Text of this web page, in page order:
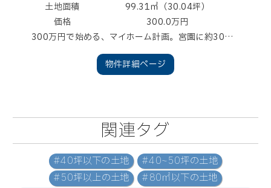
土地面積
99.31㎡（30.04坪）
価格
300.0万円
300万円で始める、マイホーム計画。宮園に約30坪の住宅用地。コンパクトだからこそ、無駄なく賢く住まいづくり
物件詳細ページ
関連タグ
#40坪以下の土地
#40~50坪の土地
#50坪以上の土地
#80㎡以下の土地